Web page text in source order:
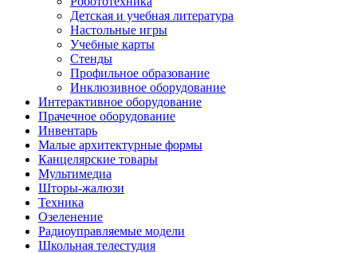
Детская и учебная литература
Настольные игры
Учебные карты
Стенды
Профильное образование
Инклюзивное оборудование
Интерактивное оборудование
Прачечное оборудование
Инвентарь
Малые архитектурные формы
Канцелярские товары
Мультимедиа
Шторы-жалюзи
Техника
Озеленение
Радиоуправляемые модели
Школьная телестудия